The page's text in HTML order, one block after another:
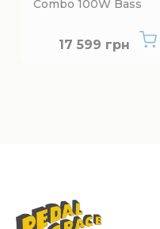
Combo 100W Bass
17 599 грн
Нет в